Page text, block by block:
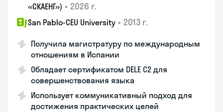
«СКАЕНГ») • 2026 г.
San Pablo-CEU University • 2013 г.
Получила магистратуру по международным
отношениям в Испании
Обладает сертификатом DELE C2 для
совершенствования языка
Использует коммуникативный подход для
достижения практических целей